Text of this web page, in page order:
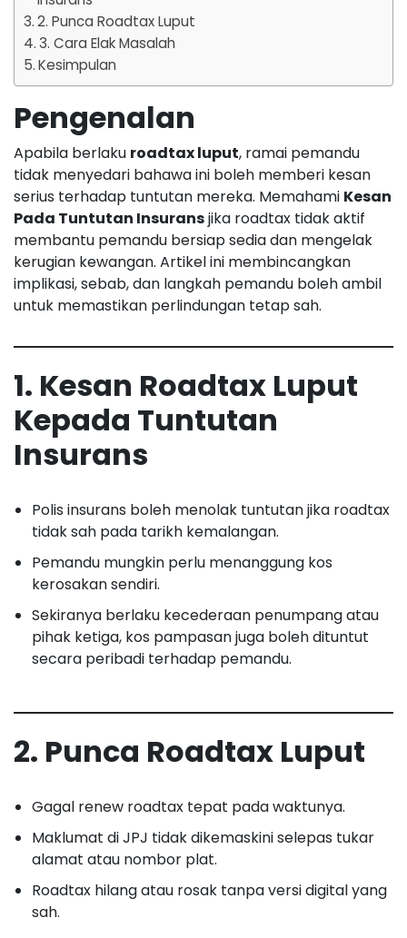
2. Punca Roadtax Luput
3. Cara Elak Masalah
Kesimpulan
Pengenalan
Apabila berlaku roadtax luput, ramai pemandu
tidak menyedari bahawa ini boleh memberi kesan
serius terhadap tuntutan mereka. Memahami Kesan
Pada Tuntutan Insuransjika roadtax tidak aktif
membantu pemandu bersiap sedia dan mengelak
kerugian kewangan. Artikel ini membincangkan
implikasi, sebab, dan langkah pemandu boleh ambil
untuk memastikan perlindungan tetap sah.
1. Kesan Roadtax Luput
Kepada Tuntutan
Insurans
Polis insurans boleh menolak tuntutan jika roadtax
tidak sah pada tarikh kemalangan.
Pemandu mungkin perlu menanggung kos
kerosakan sendiri.
Sekiranya berlaku kecederaan penumpang atau
pihak ketiga, kos pampasan juga boleh dituntut
secara peribadi terhadap pemandu.
2. Punca Roadtax Luput
Gagal renew roadtax tepat pada waktunya.
Maklumat di JPJ tidak dikemaskini selepas tukar
alamat atau nombor plat.
Roadtax hilang atau rosak tanpa versi digital yang
sah.